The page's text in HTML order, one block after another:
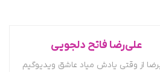
علی‌رضا فاتح دلجویی
از وقتی یادش میاد عاشق ویدیوگیم